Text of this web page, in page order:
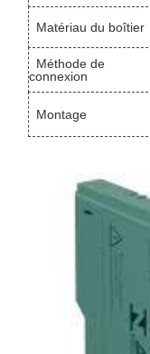
Matériau du boîtier
Méthode de
connexion
Montage